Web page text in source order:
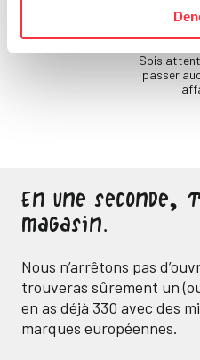
Bons
Sois
passer
En une
magasin.
Nous n’arrêtons pas
trouveras sûrement un
en as déjà 330 avec des
marques européennes.